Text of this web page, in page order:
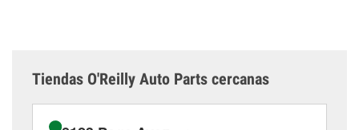
Tiendas O'Reilly Auto Parts cercanas